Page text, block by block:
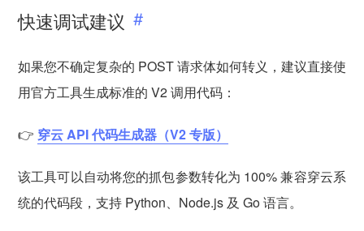
快速调试建议
如果您不确定复杂的 POST 请求体如何转义，建议直接使
用官方工具生成标准的 V2 调用代码：
👉 穿云 API 代码生成器（V2 专版）
该工具可以自动将您的抓包参数转化为 100% 兼容穿云系
统的代码段，支持 Python、Node.js 及 Go 语言。